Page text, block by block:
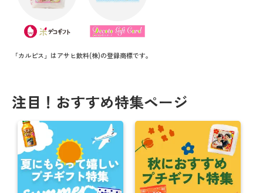
「カルピス」はアサヒ飲料(株)の登録商標です。
注目！おすすめ特集ページ